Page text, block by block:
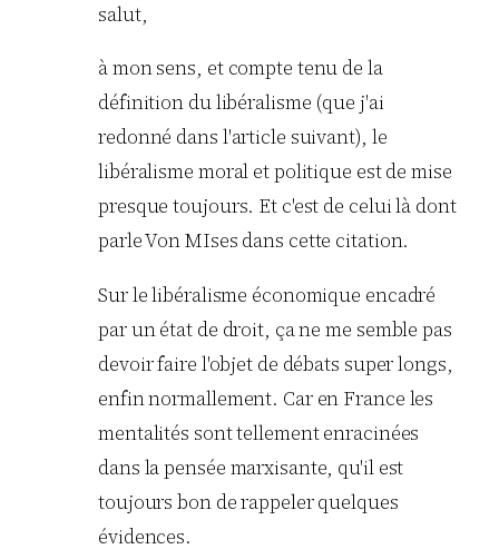
salut,
à mon sens, et compte tenu de la
définition du libéralisme (que j'ai
redonné dans l'article suivant), le
libéralisme moral et politique est de mise
presque toujours. Et c'est de celui là dont
parle Von MIses dans cette citation.
Sur le libéralisme économique encadré
par un état de droit, ça ne me semble pas
devoir faire l'objet de débats super longs,
enfin normallement. Car en France les
mentalités sont tellement enracinées
dans la pensée marxisante, qu'il est
toujours bon de rappeler quelques
évidences.